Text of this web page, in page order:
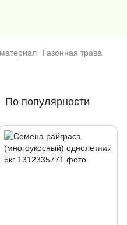
Газонная трава
По популярности